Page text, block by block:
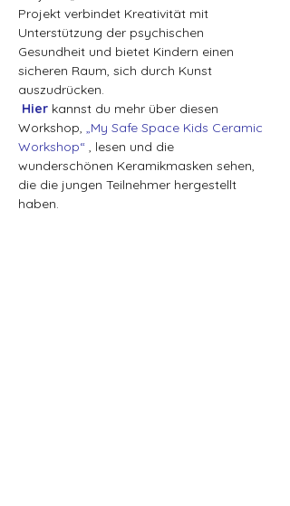
Projekt verbindet Kreativität mit
Unterstützung der psychischen
Gesundheit und bietet Kindern einen
sicheren Raum, sich durch Kunst
auszudrücken.
Hier kannst du mehr über diesen
Workshop,
„My Safe Space Kids Ceramic
Workshop“ , lesen und die
wunderschönen Keramikmasken sehen,
die die jungen Teilnehmer hergestellt
haben.